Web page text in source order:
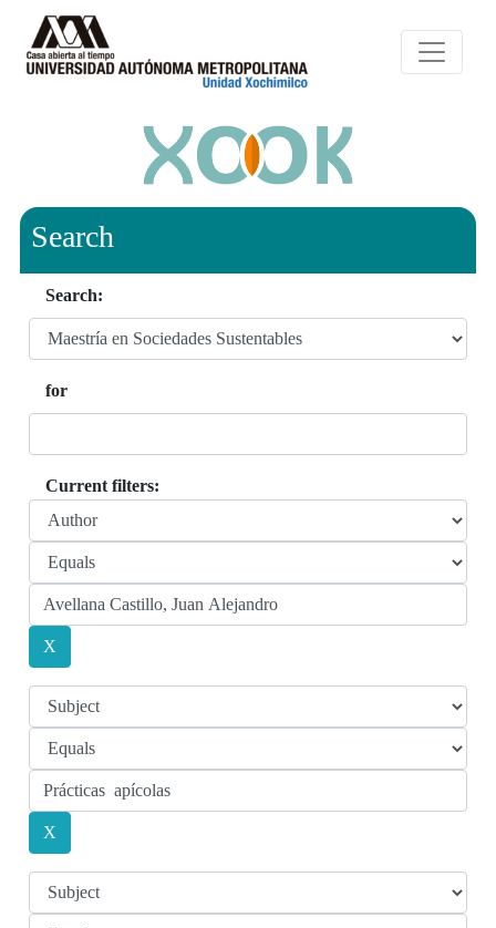
Search
Search:
for
Current filters: